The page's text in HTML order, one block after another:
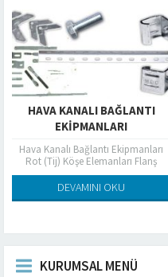
HAVA KANALI BAĞLANTI
EKIPMANLARI
Hava Kanalı Bağlantı Ekipmanları
Rot (Tij) Köşe Elemanları Flanş
Profili G Klips Z ve L Askı Elemanları
U – L...
DEVAMINI OKU
KURUMSAL MENÜ